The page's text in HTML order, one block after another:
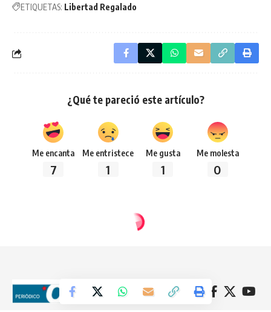
ETIQUETAS: Libertad Regalado
¿Qué te pareció este artículo?
Me encanta
7
Me entristece
1
Me gusta
1
Me molesta
0
Síguenos